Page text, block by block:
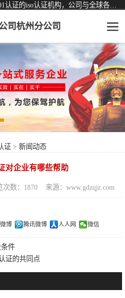
司杭州分公司
证 > 新闻动态
对企业有哪些帮助
次数：1870 来源：www.gdzqjz.com
博 腾讯微博 人人网 微信
件
证的共同点
可从事认证业务一览表
ISO9001质量管理体系认证
ISO14001环境管理体系认证
ISO45001职业健康安全管理体系认证
交通运输服务认证
ISO27001信息安全管理体系认证
培训管理体系认证